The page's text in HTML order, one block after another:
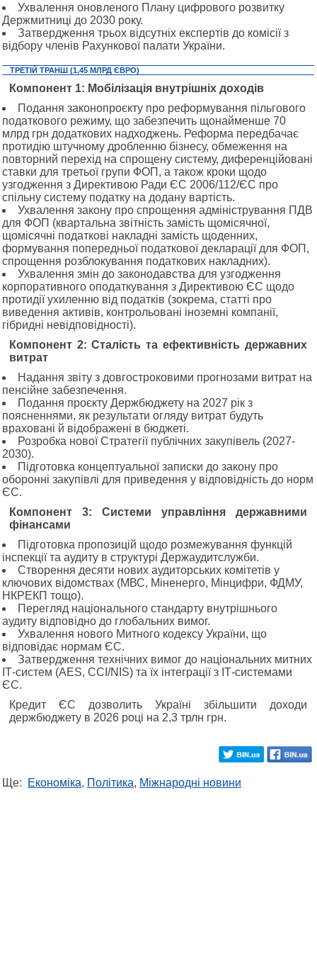
Ухвалення оновленого Плану цифрового розвитку
Держмитниці до 2030 року.
Затвердження трьох відсутніх експертів до комісії з
відбору членів Рахункової палати України.
ТРЕТІЙ ТРАНШ (1,45 МЛРД ЄВРО)
Компонент 1: Мобілізація внутрішніх доходів
Подання законопроєкту про реформування пільгового
податкового режиму, що забезпечить щонайменше 70
млрд грн додаткових надходжень. Реформа передбачає
протидію штучному дробленню бізнесу, обмеження на
повторний перехід на спрощену систему, диференційовані
ставки для третьої групи ФОП, а також кроки щодо
узгодження з Директивою Ради ЄС 2006/112/ЄС про
спільну систему податку на додану вартість.
Ухвалення закону про спрощення адміністрування ПДВ
для ФОП (квартальна звітність замість щомісячної,
щомісячні податкові накладні замість щоденних,
формування попередньої податкової декларації для ФОП,
спрощення розблокування податкових накладних).
Ухвалення змін до законодавства для узгодження
корпоративного оподаткування з Директивою ЄС щодо
протидії ухиленню від податків (зокрема, статті про
виведення активів, контрольовані іноземні компанії,
гібридні невідповідності).
Компонент 2: Сталість та ефективність державних
витрат
Надання звіту з довгостроковими прогнозами витрат на
пенсійне забезпечення.
Подання проєкту Держбюджету на 2027 рік з
поясненнями, як результати огляду витрат будуть
враховані й відображені в бюджеті.
Розробка нової Стратегії публічних закупівель (2027-
2030).
Підготовка концептуальної записки до закону про
оборонні закупівлі для приведення у відповідність до норм
ЄС.
Компонент 3: Системи управління державними
фінансами
Підготовка пропозицій щодо розмежування функцій
інспекції та аудиту в структурі Держаудитслужби.
Створення десяти нових аудиторських комітетів у
ключових відомствах (МВС, Міненерго, Мінцифри, ФДМУ,
НКРЕКП тощо).
Перегляд національного стандарту внутрішнього
аудиту відповідно до глобальних вимог.
Ухвалення нового Митного кодексу України, що
відповідає нормам ЄС.
Затвердження технічних вимог до національних митних
ІТ-систем (AES, CCI/NIS) та їх інтеграції з ІТ-системами
ЄС.
Кредит ЄС дозволить Україні збільшити доходи
держбюджету в 2026 році на 2,3 трлн грн.
Ще: Економіка, Політика, Міжнародні новини